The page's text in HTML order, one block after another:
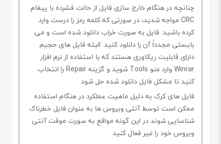
چنانچه در هنگام خارج سازی فایل از حالت فشرده با پیغام
CRC مواجه شدید، در صورتی که کلمه رمز را درست وارد
کرده باشید. فایل به صورت خراب دانلود شده است و می
بایستی مجدداً آن را دانلود کنید. البته فایل های حجیم
دارای قابلیت ریکاوری هستند که با استفاده از نرم افزار
Winrar وارد منو Tools شوید و گزینه Repair را انتخاب
کنید تا مشکل فایل دانلود شده حل شود.
فایل های کرک به دلیل ماهیت عملکرد در هنگام استفاده
ممکن است توسط آنتی ویروس ها به عنوان فایل خطرناک
شناسایی شوند در این گونه مواقع به صورت موقت آنتی
ویروس خود را غیر فعال کنید.